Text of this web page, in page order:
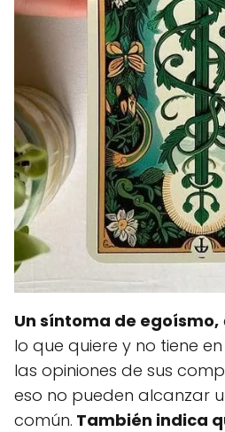
Un síntoma de egoísmo,
lo que quiere y no tiene
las opiniones de sus
eso no pueden alcanzar
común. También indica